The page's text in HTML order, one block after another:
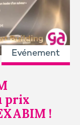
Evénement
prix
!